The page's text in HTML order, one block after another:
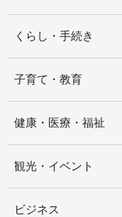
くらし・手続き
子育て・教育
健康・医療・福祉
観光・イベント
ビジネス